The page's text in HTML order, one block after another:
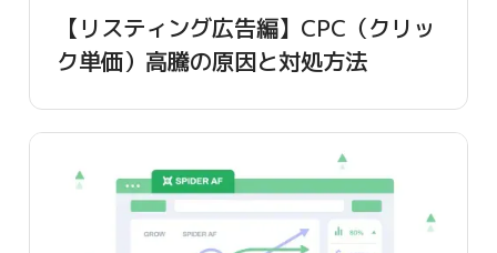
【リスティング広告編】CPC（クリッ
ク単価）高騰の原因と対処方法